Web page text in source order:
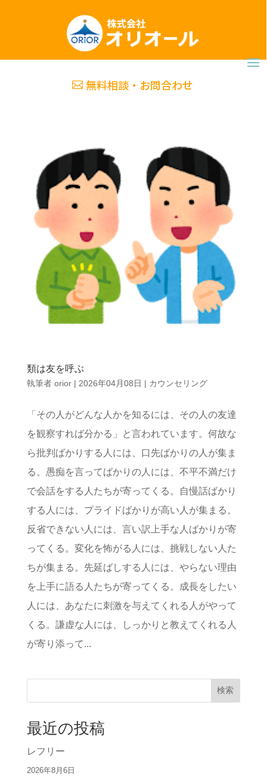
無料相談・お問合わせ
類は友を呼ぶ
執筆者 orior| 2026年04月08日 | カウンセリング
「その人がどんな人かを知るには、その人の友達
を観察すれば分かる」と言われています。何故な
ら批判ばかりする人には、口先ばかりの人が集ま
る。愚痴を言ってばかりの人には、不平不満だけ
で会話をする人たちが寄ってくる。自慢話ばかり
する人には、プライドばかりが高い人が集まる。
反省できない人には、言い訳上手な人ばかりが寄
ってくる。変化を怖がる人には、挑戦しない人た
ちが集まる。先延ばしする人には、やらない理由
を上手に語る人たちが寄ってくる。成長をしたい
人には、あなたに刺激を与えてくれる人がやって
くる。謙虚な人には、しっかりと教えてくれる人
が寄り添って...
検索
最近の投稿
レフリー
2026年8月6日